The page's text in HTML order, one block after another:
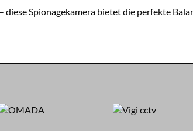
Spionagekamera bietet die perfekte